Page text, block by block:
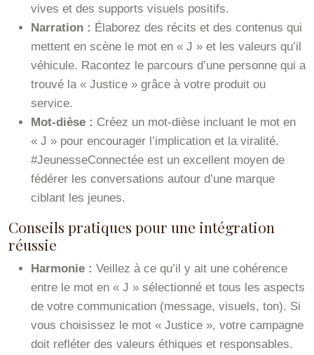
vives et des supports visuels positifs.
Narration : Élaborez des récits et des contenus qui
mettent en scène le mot en « J » et les valeurs qu’il
véhicule. Racontez le parcours d’une personne qui a
trouvé la « Justice » grâce à votre produit ou
service.
Mot-dièse : Créez un mot-dièse incluant le mot en
« J » pour encourager l’implication et la viralité.
#JeunesseConnectée est un excellent moyen de
fédérer les conversations autour d’une marque
ciblant les jeunes.
Conseils pratiques pour une intégration
réussie
Harmonie : Veillez à ce qu’il y ait une cohérence
entre le mot en « J » sélectionné et tous les aspects
de votre communication (message, visuels, ton). Si
vous choisissez le mot « Justice », votre campagne
doit refléter des valeurs éthiques et responsables.